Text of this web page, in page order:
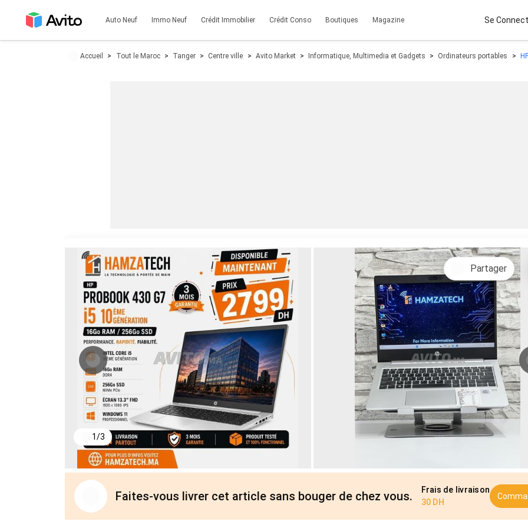
Auto Neuf Immo Neuf Crédit Immobilier Crédit Conso Boutiques Magazine Se
Accueil Tout le Maroc Tanger Centre ville Avito Market Informatique, Multimedia et Gadgets Ordinateurs portables
1/3
Partager
Faites-vous livrer cet article sans bouger de chez vous.
Frais de livraison
30 DH